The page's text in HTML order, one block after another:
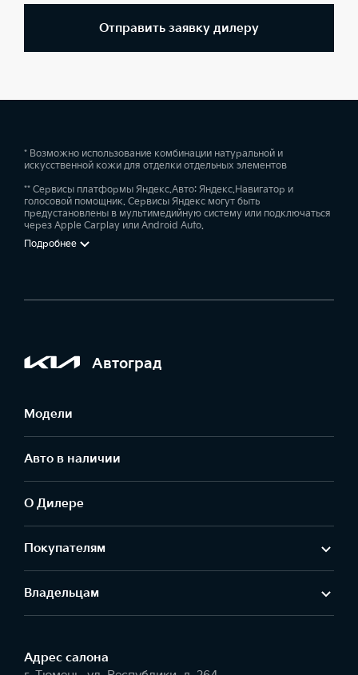
Отправить заявку дилеру
* Возможно использование комбинации натуральной и
искусственной кожи для отделки отдельных элементов
** Сервисы платформы Яндекс.Авто: Яндекс.Навигатор и
голосовой помощник. Сервисы Яндекс могут быть
предустановлены в мультимедийную систему или подключаться
через Apple Carplay или Android Auto.
Подробнее
Автоград
Модели
Авто в наличии
О Дилере
Покупателям
Владельцам
Адрес салонa